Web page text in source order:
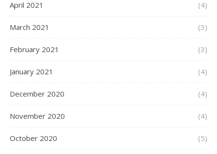
April 2021 (4)
March 2021 (3)
February 2021 (3)
January 2021 (4)
December 2020 (4)
November 2020 (4)
October 2020 (5)